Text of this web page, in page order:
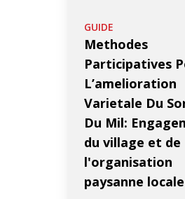
GUIDE
Methodes
Participatives
L’amelioration
Varietale Du
Du Mil:
du village et de
l'organisation
paysanne locale